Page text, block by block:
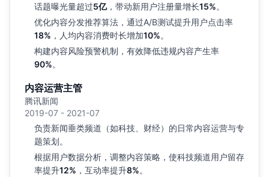
话题曝光量超过5亿，带动新用户注册量增长15%。
优化内容分发推荐算法，通过A/B测试提升用户点击率
18% ，人均内容消费时长增加10%。
构建内容风险预警机制，有效降低违规内容产生率
90%。
内容运营主管
腾讯新闻
2019-07 - 2021-07
负责新闻垂类频道（如科技、财经）的日常内容运营与专
题策划。
根据用户数据分析，调整内容策略，使科技频道用户留存
率提升12% ，互动率提升8%。